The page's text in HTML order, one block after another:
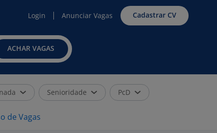
Login Anunciar Vagas Cadastrar CV
ACHAR VAGAS
Senioridade PcD
de Vagas